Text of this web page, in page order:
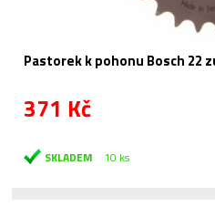
Pastorek k pohonu Bosch 22
371 Kč
SKLADEM 10 ks